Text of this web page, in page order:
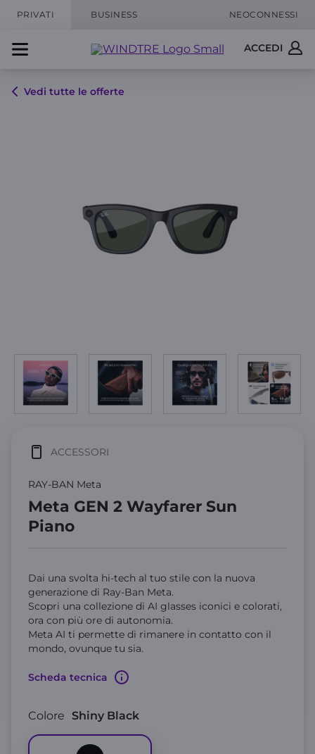
PRIVATI BUSINESS NEOCONNESSI
ACCEDI
Vedi tutte le offerte
RAY-BAN Meta
Meta GEN 2 Wayfarer Sun
Piano
ACCESSORI
Dai una svolta hi-tech al tuo stile con la nuova
generazione di Ray-Ban Meta.
Scopri una collezione di AI glasses iconici e colorati,
ora con più ore di autonomia.
Meta AI ti permette di rimanere in contatto con il
mondo, ovunque tu sia.
Scheda tecnica
Colore Shiny Black